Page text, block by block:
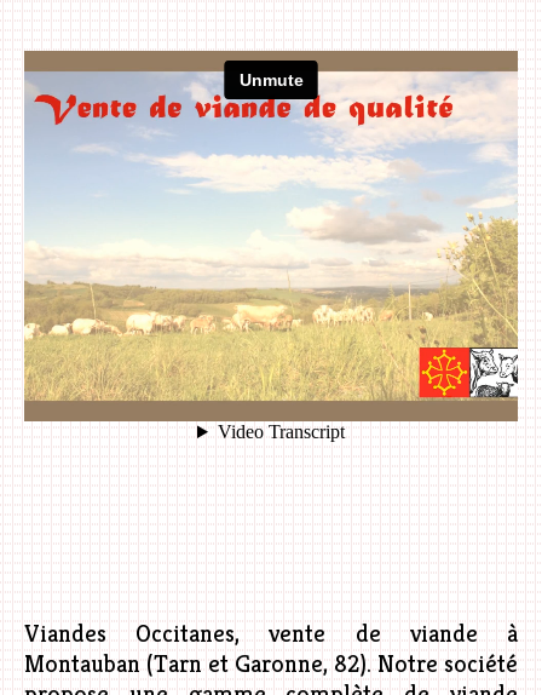
Actualités
Nous contacter
Viandes Occitanes, vente de viande à
Montauban (Tarn et Garonne, 82). Notre société